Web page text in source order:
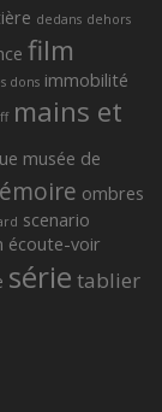
dedans dehors
film
dons immobilité
mains et
musée de
ombres
scenario
écoute-voir
série tablier